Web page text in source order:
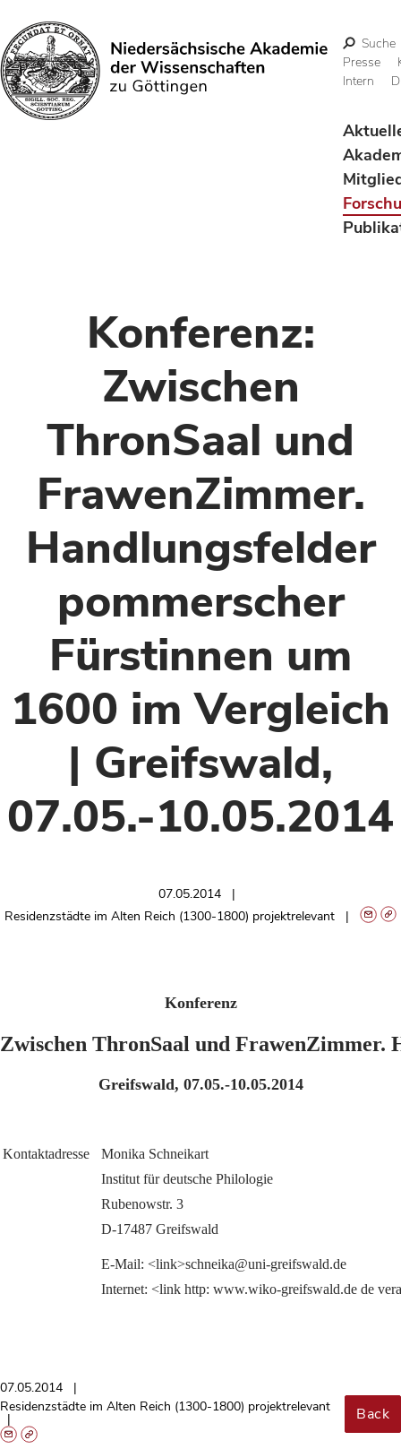
Suchen
Suche
Presse
Intern
Konferenz:
Zwischen
ThronSaal und
FrawenZimmer.
Handlungsfelder
pommerscher
Fürstinnen um
1600 im Vergleich
| Greifswald,
07.05.-10.05.2014
07.05.2014
Residenzstädte im Alten Reich (1300-1800) projektrelevant
Konferenz
Zwischen ThronSaal und FrawenZimmer.
Greifswald, 07.05.-10.05.2014
Kontaktadresse
Monika Schneikart
Institut für deutsche Philologie
Rubenowstr. 3
D-17487 Greifswald
E-Mail: <link>schneika@uni-greifswald.de
Internet: <link http: www.wiko-greifswald.de de
07.05.2014
Residenzstädte im Alten Reich (1300-1800) projektrelevant
Back